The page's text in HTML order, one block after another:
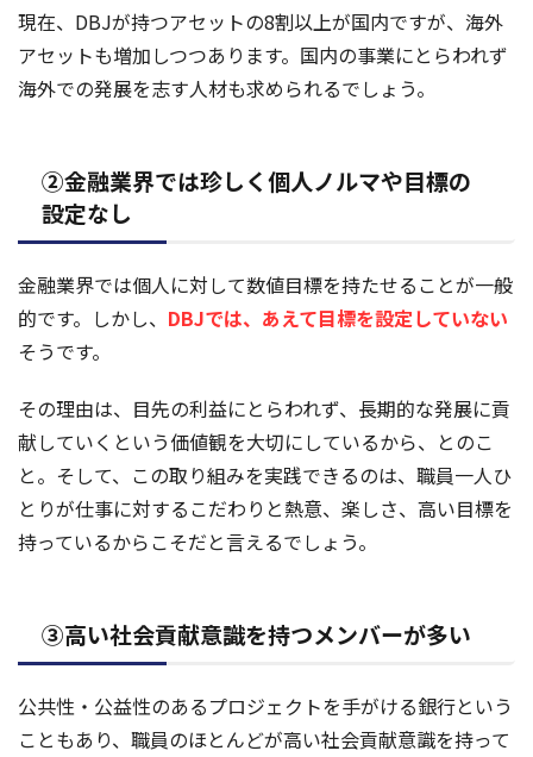
現在、DBJが持つアセットの8割以上が国内ですが、海外
アセットも増加しつつあります。国内の事業にとらわれず
海外での発展を志す人材も求められるでしょう。
②金融業界では珍しく個人ノルマや目標の
設定なし
金融業界では個人に対して数値目標を持たせることが一般
的です。しかし、 DBJでは、あえて目標を設定していない
そうです。
その理由は、目先の利益にとらわれず、長期的な発展に貢
献していくという価値観を大切にしているから、とのこ
と。そして、この取り組みを実践できるのは、職員一人ひ
とりが仕事に対するこだわりと熱意、楽しさ、高い目標を
持っているからこそだと言えるでしょう。
③高い社会貢献意識を持つメンバーが多い
公共性・公益性のあるプロジェクトを手がける銀行という
こともあり、職員のほとんどが高い社会貢献意識を持って